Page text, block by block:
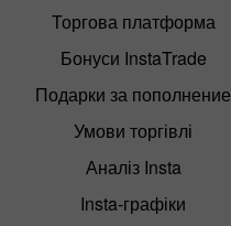
Торгова платформа
Бонуси InstaTrade
Подарки за пополнение
Умови торгівлі
Аналіз Insta
Insta-графіки